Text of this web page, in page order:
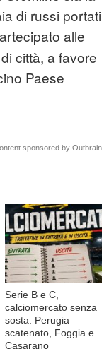
di russi portati
alle
città, a favore
Paese
sponsored by Outbrain
Serie B e C,
calciomercato senza
sosta: Perugia
scatenato, Foggia e
Casarano